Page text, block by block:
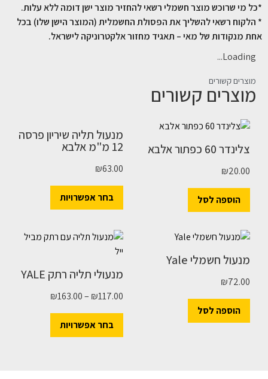
*כל מי שרוכש מוצר חשמלי רשאי להחזיר מוצר ישן דומה ללא עלות.
* הלקוח רשאי להשליך את הפסולת החשמלית (המוצר הישן שלו) בכל
אחת מנקודות של מאי – תאגיד מחזור אלקטרוניקה לישראל.
Loading...
מוצרים קשורים
מוצרים קשורים
צלינדר 60 כפתור אלבא
₪20.00
הוספה לסל
מנעול תליה שיריון פרסה
12 מ"מ אלבא
₪63.00
בחר אפשרויות
מנעול חשמלי Yale
₪72.00
הוספה לסל
מנעולי תליה רתק YALE
₪117.00
–
₪163.00
בחר אפשרויות